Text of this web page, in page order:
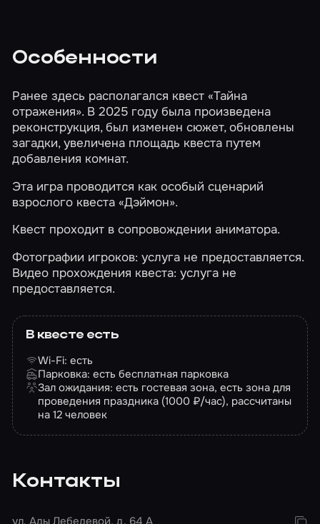
Особенности
Ранее здесь располагался квест «Тайна
отражения». В 2025 году была произведена
реконструкция, был изменен сюжет, обновлены
загадки, увеличена площадь квеста путем
добавления комнат.
Эта игра проводится как особый сценарий
взрослого квеста«Дэймон».
Квест проходит в сопровождении аниматора.
Фотографии игроков: услуга не предоставляется.
Видео прохождения квеста: услуга не
предоставляется.
В квесте есть
Wi-Fi: есть
Парковка: есть бесплатная парковка
Зал ожидания: есть гостевая зона, есть зона для
проведения праздника (1000 ₽/час), рассчитаны
на 12 человек
Контакты
ул. Ады Лебедевой, д. 64 А